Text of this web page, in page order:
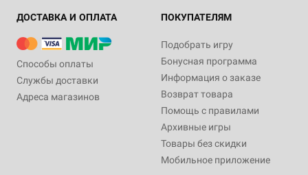
ДОСТАВКА И ОПЛАТА
Способы оплаты
Службы доставки
Адреса магазинов
ПОКУПАТЕЛЯМ
Подобрать игру
Бонусная программа
Информация о заказе
Возврат товара
Помощь с правилами
Архивные игры
Товары без скидки
Мобильное приложение